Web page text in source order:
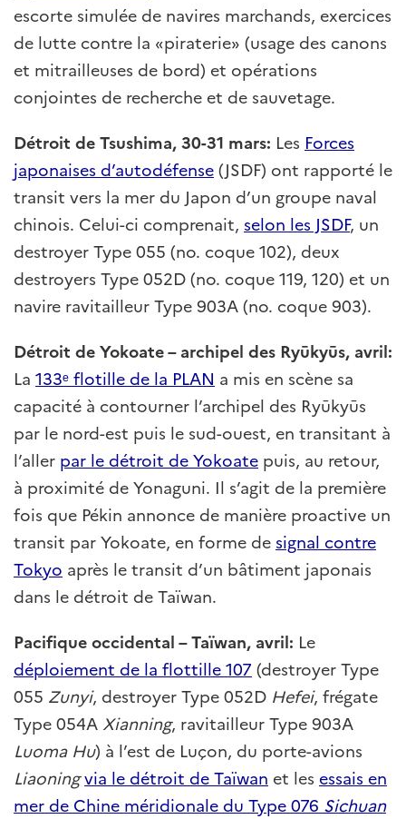
escorte simulée de navires marchands, exercices
de lutte contre la «piraterie» (usage des canons
et mitrailleuses de bord) et opérations
conjointes de recherche et de sauvetage.
Détroit de Tsushima, 30-31 mars: Les Forces
japonaises d’autodéfense (JSDF) ont rapporté le
transit vers la mer du Japon d’un groupe naval
chinois. Celui-ci comprenait, selon les JSDF, un
destroyer Type 055 (no. coque 102), deux
destroyers Type 052D (no. coque 119, 120) et un
navire ravitailleur Type 903A (no. coque 903).
Détroit de Yokoate – archipel des Ryūkyūs, avril:
La 133ᵉ flotille de la PLAN a mis en scène sa
capacité à contourner l’archipel des Ryūkyūs
par le nord-est puis le sud-ouest, en transitant à
l’aller par le détroit de Yokoate puis, au retour,
à proximité de Yonaguni. Il s’agit de la première
fois que Pékin annonce de manière proactive un
transit par Yokoate, en forme de signal contre
Tokyo après le transit d’un bâtiment japonais
dans le détroit de Taïwan.
Pacifique occidental – Taïwan, avril: Le
déploiement de la flottille 107 (destroyer Type
055 Zunyi, destroyer Type 052D Hefei, frégate
Type 054A Xianning, ravitailleur Type 903A
Luoma Hu) à l’est de Luçon, du porte-avions
Liaoning via le détroit de Taïwan et les essais en
mer de Chine méridionale du Type 076 Sichuan